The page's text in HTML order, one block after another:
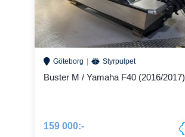
Göteborg Styrpulpet
Buster M / Yamaha F40 (2016/2017)
159 000:-